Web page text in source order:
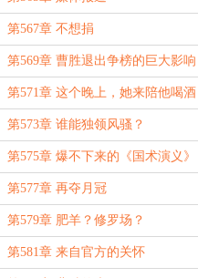
第567章 不想捐
第569章 曹胜退出争榜的巨大影响
第571章 这个晚上，她来陪他喝酒
第573章 谁能独领风骚？
第575章 爆不下来的《国术演义》
第577章 再夺月冠
第579章 肥羊？修罗场？
第581章 来自官方的关怀